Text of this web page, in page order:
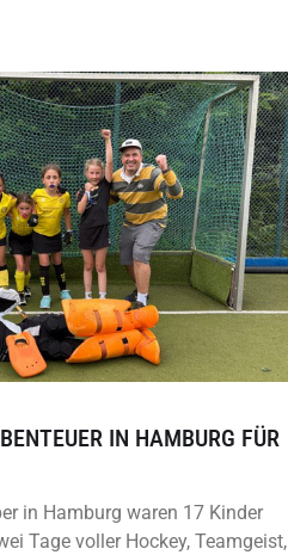
IN HAMBURG FÜR
in Hamburg waren 17 Kinder
Tage voller Hockey, Teamgeist,